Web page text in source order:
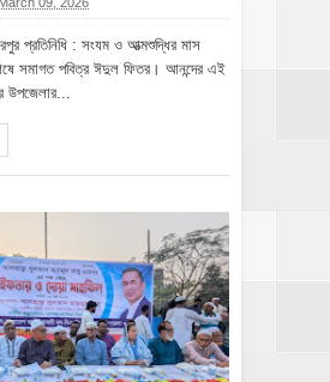
প্রতিনিধি : সংযম ও আত্মশুদ্ধির মাস
সমাগত পবিত্র ঈদুল ফিতর। আনন্দের এই
উপজেলার...